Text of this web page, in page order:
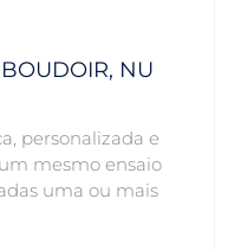
NU
personalizada e
mesmo ensaio
uma ou mais